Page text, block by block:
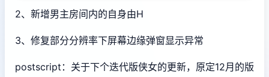
2、新增男主房间内的自身由H
3、修复部分分辨率下屏幕边缘弹窗显示异常
postscript：关于下个迭代版侠女的更新，原定12月的版